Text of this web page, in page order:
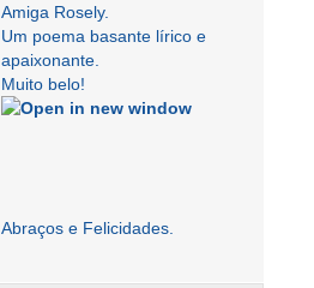
Amiga Rosely.
Um poema basante lírico e
apaixonante.
Muito belo!
Abraços e Felicidades.